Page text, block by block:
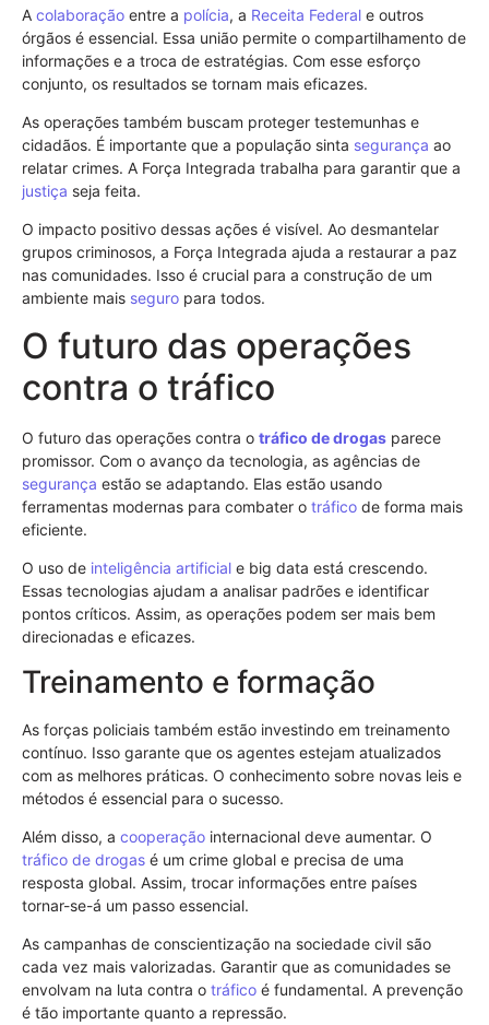
A colaboração entre a polícia, a Receita Federal e outros
órgãos é essencial. Essa união permite o compartilhamento de
informações e a troca de estratégias. Com esse esforço
conjunto, os resultados se tornam mais eficazes.
As operações também buscam proteger testemunhas e
cidadãos. É importante que a população sinta segurança ao
relatar crimes. A Força Integrada trabalha para garantir que a
justiça seja feita.
O impacto positivo dessas ações é visível. Ao desmantelar
grupos criminosos, a Força Integrada ajuda a restaurar a paz
nas comunidades. Isso é crucial para a construção de um
ambiente mais seguro para todos.
O futuro das operações
contra o tráfico
O futuro das operações contra o tráfico de drogas parece
promissor. Com o avanço da tecnologia, as agências de
segurança estão se adaptando. Elas estão usando
ferramentas modernas para combater o tráfico de forma mais
eficiente.
O uso de inteligência artificial e big data está crescendo.
Essas tecnologias ajudam a analisar padrões e identificar
pontos críticos. Assim, as operações podem ser mais bem
direcionadas e eficazes.
Treinamento e formação
As forças policiais também estão investindo em treinamento
contínuo. Isso garante que os agentes estejam atualizados
com as melhores práticas. O conhecimento sobre novas leis e
métodos é essencial para o sucesso.
Além disso, a cooperação internacional deve aumentar. O
tráfico de drogas é um crime global e precisa de uma
resposta global. Assim, trocar informações entre países
tornar-se-á um passo essencial.
As campanhas de conscientização na sociedade civil são
cada vez mais valorizadas. Garantir que as comunidades se
envolvam na luta contra o tráfico é fundamental. A prevenção
é tão importante quanto a repressão.